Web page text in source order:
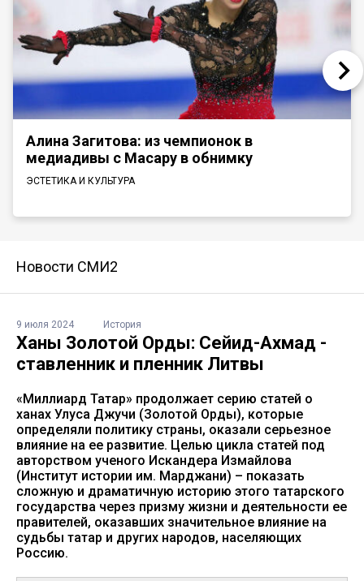
Алина Загитова: из чемпионок в
медиадивы с Масару в обнимку
ЭСТЕТИКА И КУЛЬТУРА
Новости СМИ2
9 июля 2024 История
Ханы Золотой Орды: Сейид-Ахмад -
ставленник и пленник Литвы
«Миллиард Татар» продолжает серию статей о
ханах Улуса Джучи (Золотой Орды), которые
определяли политику страны, оказали серьезное
влияние на ее развитие. Целью цикла статей под
авторством ученого Искандера Измайлова
(Институт истории им. Марджани) – показать
сложную и драматичную историю этого татарского
государства через призму жизни и деятельности ее
правителей, оказавших значительное влияние на
судьбы татар и других народов, населяющих
Россию.